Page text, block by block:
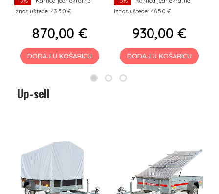
Iznos uštede: 43.50 €
870,00 €
DODAJ U KOŠARICU
Iznos uštede: 46.50 €
930,00 €
DODAJ U KOŠARICU
Up-sell